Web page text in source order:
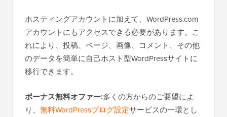
ホスティングアカウントに加えて、WordPress.com
アカウントにもアクセスできる必要があります。こ
れにより、投稿、ページ、画像、コメント、その他
のデータを簡単に自己ホスト型WordPressサイトに
移行できます。
ボーナス無料オファー:多くの方からのご要望によ
り、 無料WordPressブログ設定サービスの一環とし